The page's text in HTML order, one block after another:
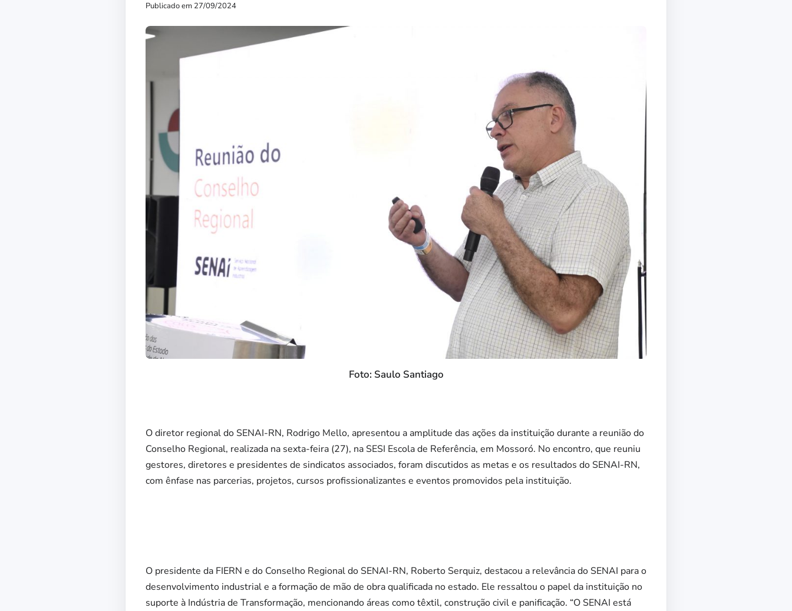
Publicado em 27/09/2024
Foto: Saulo Santiago
O diretor regional do SENAI-RN, Rodrigo Mello, apresentou a amplitude das ações da instituição durante a reunião do
Conselho Regional, realizada na sexta-feira (27), na SESI Escola de Referência, em Mossoró. No encontro, que reuniu
gestores, diretores e presidentes de sindicatos associados, foram discutidos as metas e os resultados do SENAI-RN,
com ênfase nas parcerias, projetos, cursos profissionalizantes e eventos promovidos pela instituição.
O presidente da FIERN e do Conselho Regional do SENAI-RN, Roberto Serquiz, destacou a relevância do SENAI para o
desenvolvimento industrial e a formação de mão de obra qualificada no estado. Ele ressaltou o papel da instituição no
suporte à Indústria de Transformação, mencionando áreas como têxtil, construção civil e panificação. “O SENAI está